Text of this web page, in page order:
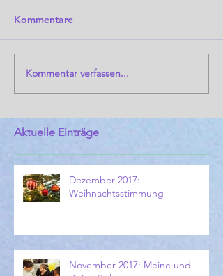
Kommentare
Kommentar verfassen...
Aktuelle Einträge
Dezember 2017:
Weihnachtsstimmung
November 2017: Meine und